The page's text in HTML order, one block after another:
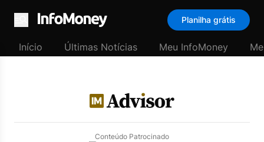
Menu
Planilha grátis
Início Últimas Notícias Meu InfoMoney
Conteúdo Patrocinado